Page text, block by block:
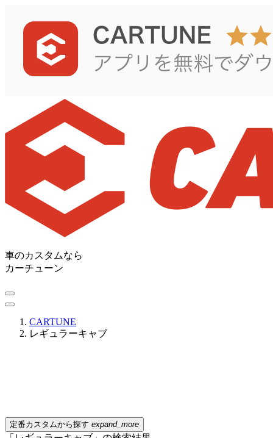
車のカスタムなら
カーチューン
CARTUNE
レギュラーキャブ
定番カスタムから探す expand_more